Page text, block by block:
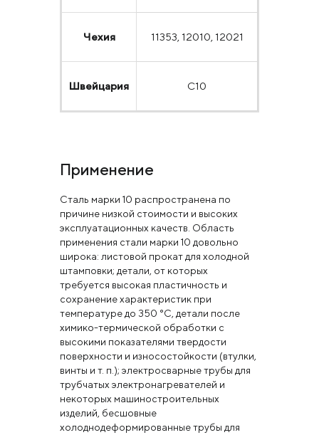
Чехия 11353, 12010, 12021
Швейцария C10
Применение
Сталь марки 10 распространена по
причине низкой стоимости и высоких
эксплуатационных качеств. Область
применения стали марки 10 довольно
широка: листовой прокат для холодной
штамповки; детали, от которых
требуется высокая пластичность и
сохранение характеристик при
температуре до 350 °С, детали после
химико-термической обработки с
высокими показателями твердости
поверхности и износостойкости (втулки,
винты и т. п.); электросварные трубы для
трубчатых электронагревателей и
некоторых машиностроительных
изделий, бесшовные
холоднодеформированные трубы для